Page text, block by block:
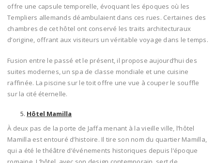
offre une capsule temporelle, évoquant les époques où les
Templiers allemands déambulaient dans ces rues. Certaines des
chambres de cet hôtel ont conservé les traits architecturaux
d’origine, offrant aux visiteurs un véritable voyage dans le temps.
Fusion entre le passé et le présent, il propose aujourd’hui des
suites modernes, un spa de classe mondiale et une cuisine
raffinée. La piscine sur le toit offre une vue à couper le souffle
sur la cité éternelle.
Hôtel Mamilla
À deux pas de la porte de Jaffa menant à la vieille ville, l’hôtel
Mamilla est entouré d’histoire. Il tire son nom du quartier Mamilla,
qui a été le théâtre d’événements historiques depuis l’époque